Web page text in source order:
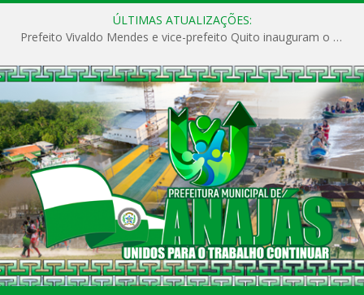
ÚLTIMAS ATUALIZAÇÕES:
Prefeito Vivaldo Mendes e vice-prefeito Quito inauguram o CAPS e fortalecem a saúde pública em Anajás.